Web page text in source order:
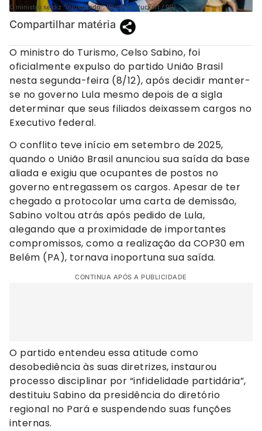
O ministro se diz "injustiçado". (Ricardo Stuckert / PR)
Compartilhar matéria
O ministro do Turismo, Celso Sabino, foi
oficialmente expulso do partido União Brasil
nesta segunda-feira (8/12), após decidir manter-
se no governo Lula mesmo depois de a sigla
determinar que seus filiados deixassem cargos no
Executivo federal.
O conflito teve início em setembro de 2025,
quando o União Brasil anunciou sua saída da base
aliada e exigiu que ocupantes de postos no
governo entregassem os cargos. Apesar de ter
chegado a protocolar uma carta de demissão,
Sabino voltou atrás após pedido de Lula,
alegando que a proximidade de importantes
compromissos, como a realização da COP30 em
Belém (PA), tornava inoportuna sua saída.
CONTINUA APÓS A PUBLICIDADE
O partido entendeu essa atitude como
desobediência às suas diretrizes, instaurou
processo disciplinar por “infidelidade partidária”,
destituiu Sabino da presidência do diretório
regional no Pará e suspendendo suas funções
internas.